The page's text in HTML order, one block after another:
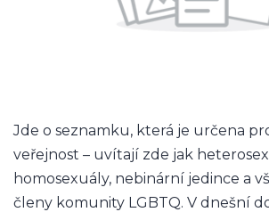
Jde o seznamku, která je určena
veřejnost – uvítají zde jak
homosexuály, nebinární jedince a
členy komunity LGBTQ. V dnešní